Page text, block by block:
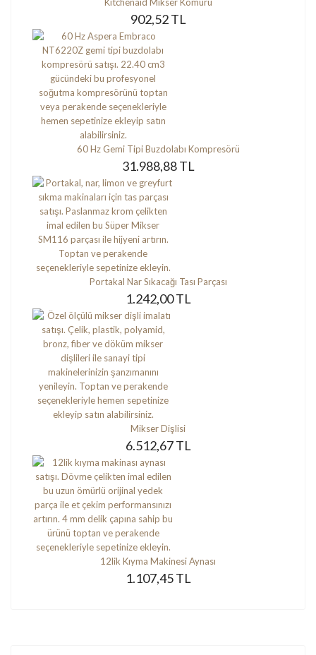
902,52 TL
60 Hz Gemi Tipi Buzdolabı Kompresörü
31.988,88 TL
Portakal Nar Sıkacağı Tası Parçası
1.242,00 TL
Mikser Dişlisi
6.512,67 TL
12lik Kıyma Makinesi Aynası
1.107,45 TL